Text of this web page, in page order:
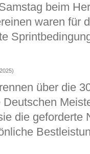
beim
waren für
über die
die geforderte